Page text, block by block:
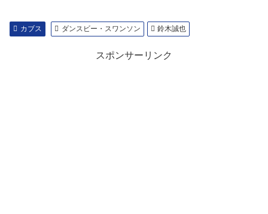
カブス ダンスビー・スワンソン 鈴木誠也
スポンサーリンク